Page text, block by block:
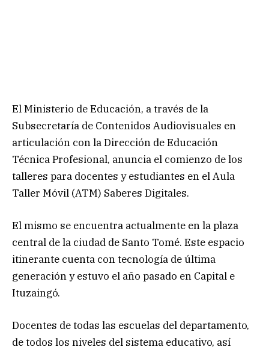
El Ministerio de Educación, a través de la
Subsecretaría de Contenidos Audiovisuales en
articulación con la Dirección de Educación
Técnica Profesional, anuncia el comienzo de los
talleres para docentes y estudiantes en el Aula
Taller Móvil (ATM) Saberes Digitales.
El mismo se encuentra actualmente en la plaza
central de la ciudad de Santo Tomé. Este espacio
itinerante cuenta con tecnología de última
generación y estuvo el año pasado en Capital e
Ituzaingó.
Docentes de todas las escuelas del departamento,
de todos los niveles del sistema educativo, así